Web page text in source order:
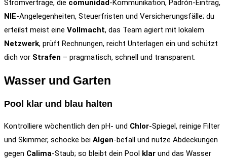
Stromverträge, die comunidad-Kommunikation, Padrón‑Eintrag,
NIE-Angelegenheiten, Steuerfristen und Versicherungsfälle; du
erteilst meist eine Vollmacht, das Team agiert mit lokalem
Netzwerk, prüft Rechnungen, reicht Unterlagen ein und schützt
dich vor Strafen – pragmatisch, schnell und transparent.
Wasser und Garten
Pool klar und blau halten
Kontrolliere wöchentlich den pH- und Chlor-Spiegel, reinige Filter
und Skimmer, schocke bei Algen-befall und nutze Abdeckungen
gegen Calima-Staub; so bleibt dein Pool klar und das Wasser